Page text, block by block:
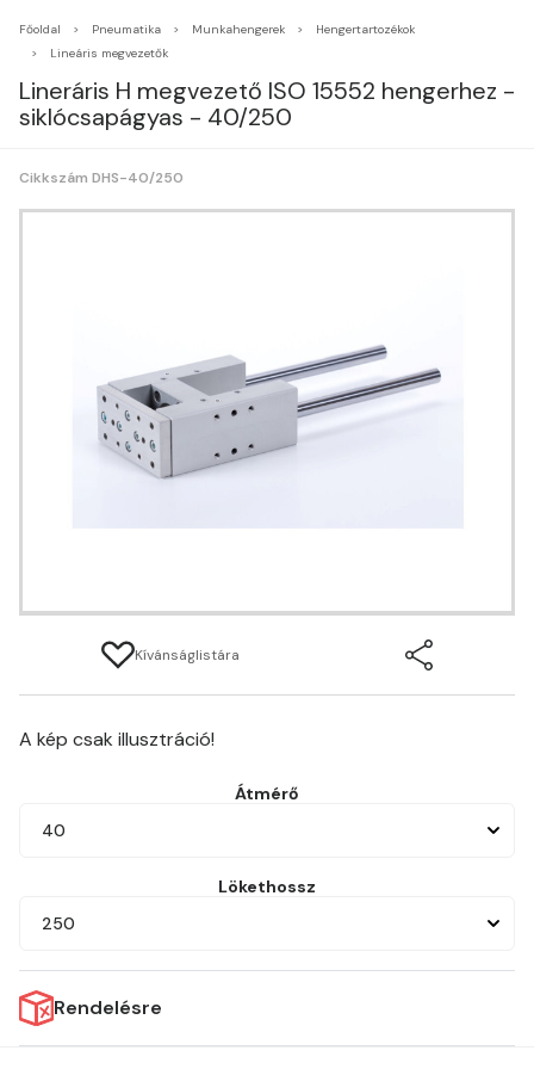
Főoldal Pneumatika Munkahengerek
Hengertartozékok
Lineáris megvezetők
Lineráris H megvezető ISO 15552 hengerhez -
siklócsapágyas - 40/250
Cikkszám DHS-40/250
Kívánságlistára
A kép csak illusztráció!
Átmérő
40
Lökethossz
250
Rendelésre